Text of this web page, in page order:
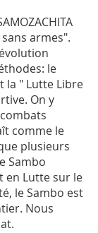
armes".
le
la " Lutte Libre
On y
comme le
plusieurs
Sambo
en Lutte sur le
le Sambo est
Nous